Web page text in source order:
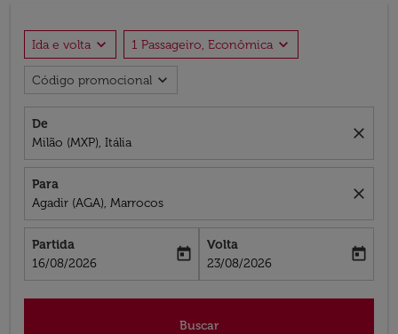
Ida e volta expand_more 1 Passageiro, Econômica expand_more
Código promocional expand_more
De
Milão (MXP), Itália
close
Para
Agadir (AGA), Marrocos
close
Partida
fc-booking-departure-date-aria-label
16/08/2026
today
Volta
fc-booking-return-date-aria-label
23/08/2026
today
Buscar